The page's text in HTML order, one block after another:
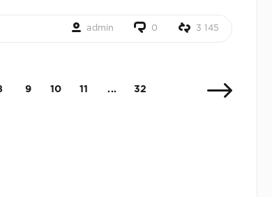
admin 0 3 145
9 10 11 ... 32